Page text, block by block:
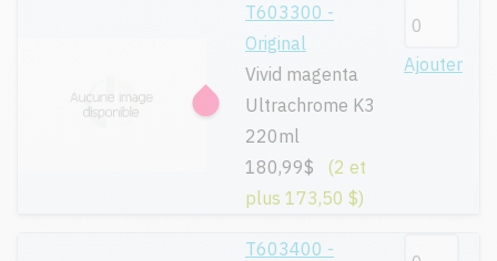
T603300 -
Original
Vivid magenta
Ultrachrome K3
220ml
180,99$
(2 et
plus 173,50 $)
Ajouter
T603400 -